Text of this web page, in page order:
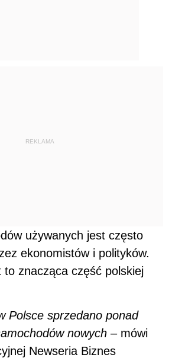
REKLAMA
używanych jest często
ekonomistów i polityków.
to znacząca część polskiej
Polsce sprzedano ponad
nowych – mówi
Newseria Biznes